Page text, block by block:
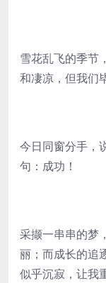
雪花乱飞的季节
和凄凉，但我们
今日同窗分手，
句：成功！
采撷一串串的梦
丽；而成长的追
似乎沉寂，让我